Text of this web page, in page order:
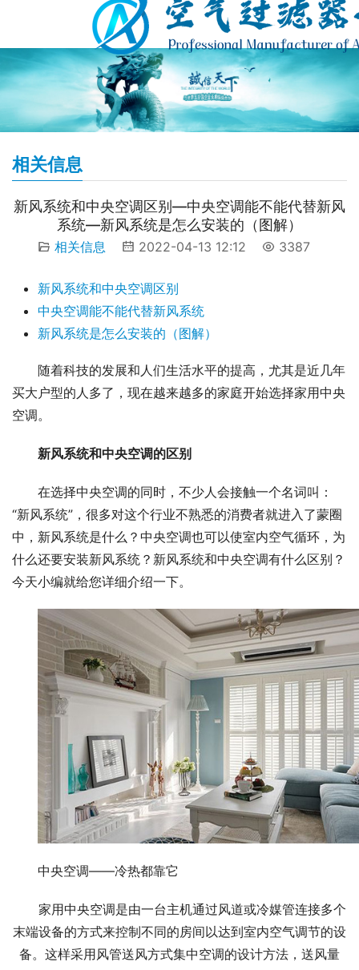
相关信息
新风系统和中央空调区别—中央空调能不能代替新风
系统—新风系统是怎么安装的（图解）
相关信息 2022-04-13 12:12 3387
新风系统和中央空调区别
中央空调能不能代替新风系统
新风系统是怎么安装的（图解）
随着科技的发展和人们生活水平的提高，尤其是近几年
买大户型的人多了，现在越来越多的家庭开始选择家用中央
空调。
新风系统和中央空调的区别
在选择中央空调的同时，不少人会接触一个名词叫：
“新风系统”，很多对这个行业不熟悉的消费者就进入了蒙圈
中，新风系统是什么？中央空调也可以使室内空气循环，为
什么还要安装新风系统？新风系统和中央空调有什么区别？
今天小编就给您详细介绍一下。
中央空调——冷热都靠它
家用中央空调是由一台主机通过风道或冷媒管连接多个
末端设备的方式来控制不同的房间以达到室内空气调节的设
备。这样采用风管送风方式集中空调的设计方法，送风量